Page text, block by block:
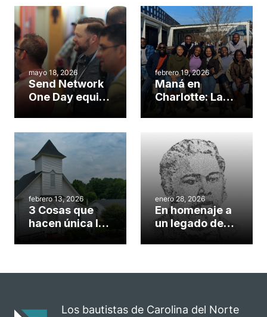
mayo 18, 2026
Send Network
One Day equips
churches
febrero 19, 2026
Maná en
Charlotte: La
misión de una
plantada por
SendNC para
renovar la
«confianza
total» en Dios
febrero 13, 2026
3 Cosas que
hacen única la
Norte
enero 28, 2026
En homenaje a
un legado de
envío: Domingo
fundación de
Los bautistas de Carolina del Norte